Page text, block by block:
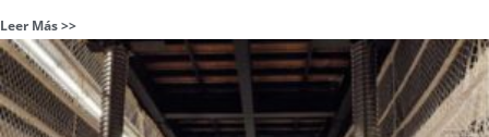
Leer Más >>